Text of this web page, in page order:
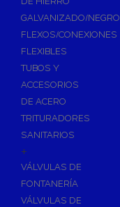
GALVANIZADO/NEGRO
FLEXOS/CONEXIONES
FLEXIBLES
TUBOS Y
ACCESORIOS
DE ACERO
TRITURADORES
SANITARIOS
+
VÁLVULAS DE
FONTANERÍA
VÁLVULAS DE